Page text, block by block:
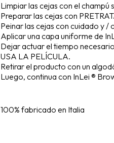
Limpiar las cejas con el champú
Preparar las cejas con
Peinar las cejas con cuidado y /
Aplicar una capa uniforme de
Dejar actuar el tiempo
USA LA PELÍCULA.
Retirar el producto con un
Luego, continua con InLei ®
100% fabricado en Italia